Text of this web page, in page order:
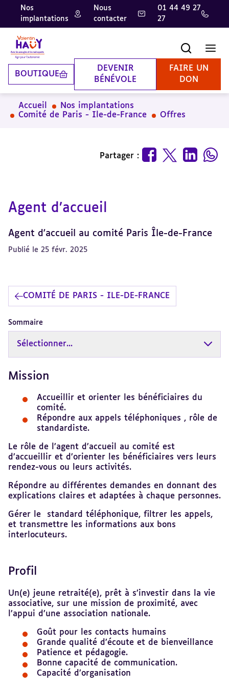
Aller
contenu
principal
Aller
pied
de
page
Aller
la
recherche
Nos
implantations
Nous
contacter
01 44 49 27
27
BOUTIQUE
DEVENIR
BÉNÉVOLE
FAIRE UN
DON
Accueil
Nos implantations
Comité de Paris - Ile-de-France
Offres
Partager :
Agent d’accueil
Agent d'accueil au comité Paris Île-de-France
Publié le 25 févr. 2025
COMITÉ DE PARIS - ILE-DE-FRANCE
Sommaire
Sélectionner...
Mission
Accueillir et orienter les bénéficiaires du
comité.
Répondre aux appels téléphoniques , rôle de
standardiste.
Le rôle de l’agent d’accueil au comité est
d’accueillir et d’orienter les bénéficiaires vers leurs
rendez-vous ou leurs activités.
Répondre au différentes demandes en donnant des
explications claires et adaptées à chaque personnes.
Gérer le standard téléphonique, filtrer les appels,
et transmettre les informations aux bons
interlocuteurs.
Profil
Un(e) jeune retraité(e), prêt à s’investir dans la vie
associative, sur une mission de proximité, avec
l’appui d’une association nationale.
Goût pour les contacts humains
Grande qualité d’écoute et de bienveillance
Patience et pédagogie.
Bonne capacité de communication.
Capacité d’organisation
Revenir
sommaire